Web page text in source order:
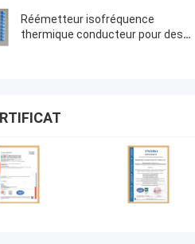
conductrice 50 shore00 en
caoutchouc de silicone
Réémetteur isofréquence
thermique conducteur pour des